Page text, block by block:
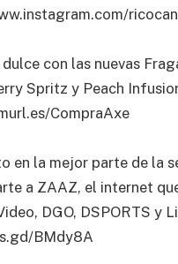
con las nuevas
Spritz y Peach
CompraAxe
en la mejor parte de la
a ZAAZ, el internet
DGO, DSPORTS y
BMdy8A